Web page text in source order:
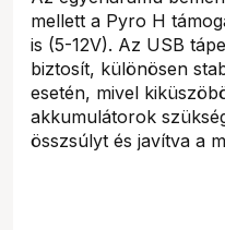
mellett a Pyro H
is (5-12V). Az USB
biztosít, különösen
esetén, mivel
akkumulátorok
összsúlyt és javítva a